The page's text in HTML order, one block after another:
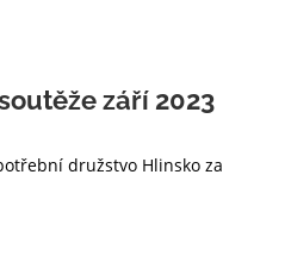
září 2023
družstvo Hlinsko za